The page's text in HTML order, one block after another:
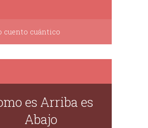
cuento cuántico
es Arriba es
Abajo